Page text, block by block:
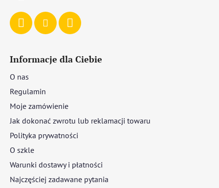
Informacje dla Ciebie
O nas
Regulamin
Moje zamówienie
Jak dokonać zwrotu lub reklamacji towaru
Polityka prywatności
O szkle
Warunki dostawy i płatności
Najczęściej zadawane pytania